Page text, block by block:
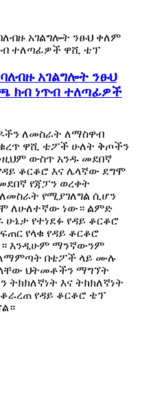
አገልግሎት ንፁህ
ክብ ነጥብ ተለጣፊዎች
ለመስራት ለማስዋብ
ዋሺ ቴፖች ሁለት ቅጦችን
ውስጥ አንዱ መደበኛ
ቆርቆሮ እና ሌላኛው ደግሞ
የጃፓን ወረቀት
የሚያገለግል ሲሆን
ለሁለተኛው ነው። ልምድ
የተነደፉ የዳይ ቆርቆሮ
የላቁ የዳይ ቆርቆሮ
እንዲሁም ማንኛውንም
በቴፖች ላይ ሙሉ
ህትመቶችን ማግኘት
ትክክለኛነት እና ትክክለኛነት
የዳይ ቆርቆሮ ቴፕ